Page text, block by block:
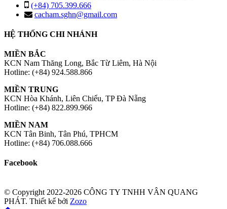
(+84) 705.399.666
cacham.sghn@gmail.com
HỆ THỐNG CHI NHÁNH
MIỀN BẮC
KCN Nam Thăng Long, Bắc Từ Liêm, Hà Nội
Hotline: (+84) 924.588.866
MIỀN TRUNG
KCN Hòa Khánh, Liên Chiểu, TP Đà Nẵng
Hotline: (+84) 822.899.966
MIỀN NAM
KCN Tân Binh, Tân Phú, TPHCM
Hotline: (+84) 706.088.666
Facebook
© Copyright 2022-2026 CÔNG TY TNHH VÂN QUANG
PHÁT. Thiết kế bởi Zozo